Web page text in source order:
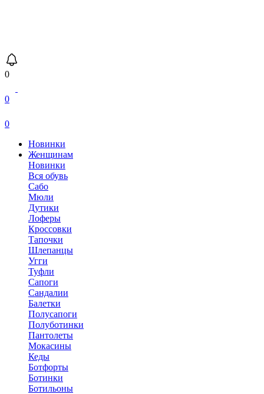
0
0
0
Новинки
Женщинам
Новинки
Вся обувь
Сабо
Мюли
Дутики
Лоферы
Кроссовки
Тапочки
Шлепанцы
Угги
Туфли
Сапоги
Сандалии
Балетки
Полусапоги
Полуботинки
Пантолеты
Мокасины
Кеды
Ботфорты
Ботинки
Ботильоны